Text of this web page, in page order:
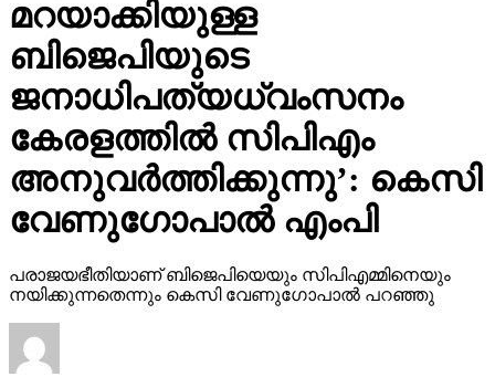
മറയാക്കിയുള്ള
ബിജെപിയുടെ
ജനാധിപത്യധ്വംസനം
കേരളത്തില്‍ സിപിഎം
അനുവര്‍ത്തിക്കുന്നു’: കെസി
വേണുഗോപാല്‍ എംപി
പരാജയഭീതിയാണ് ബിജെപിയെയും സിപിഎമ്മിനെയും
നയിക്കുന്നതെന്നും കെസി വേണുഗോപാല്‍ പറഞ്ഞു